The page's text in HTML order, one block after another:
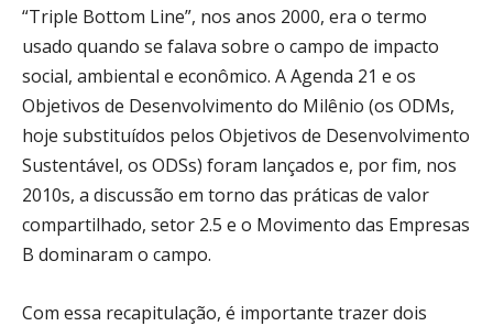
“Triple Bottom Line”, nos anos 2000, era o termo
usado quando se falava sobre o campo de impacto
social, ambiental e econômico. A Agenda 21 e os
Objetivos de Desenvolvimento do Milênio (os ODMs,
hoje substituídos pelos Objetivos de Desenvolvimento
Sustentável, os ODSs) foram lançados e, por fim, nos
2010s, a discussão em torno das práticas de valor
compartilhado, setor 2.5 e o Movimento das Empresas
B dominaram o campo.
Com essa recapitulação, é importante trazer dois